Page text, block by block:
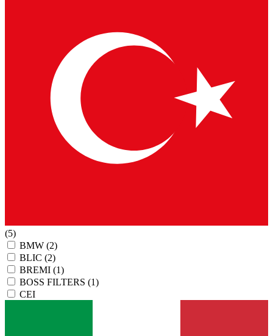
(5)
BMW (2)
BLIC (2)
BREMI (1)
BOSS FILTERS (1)
CEI